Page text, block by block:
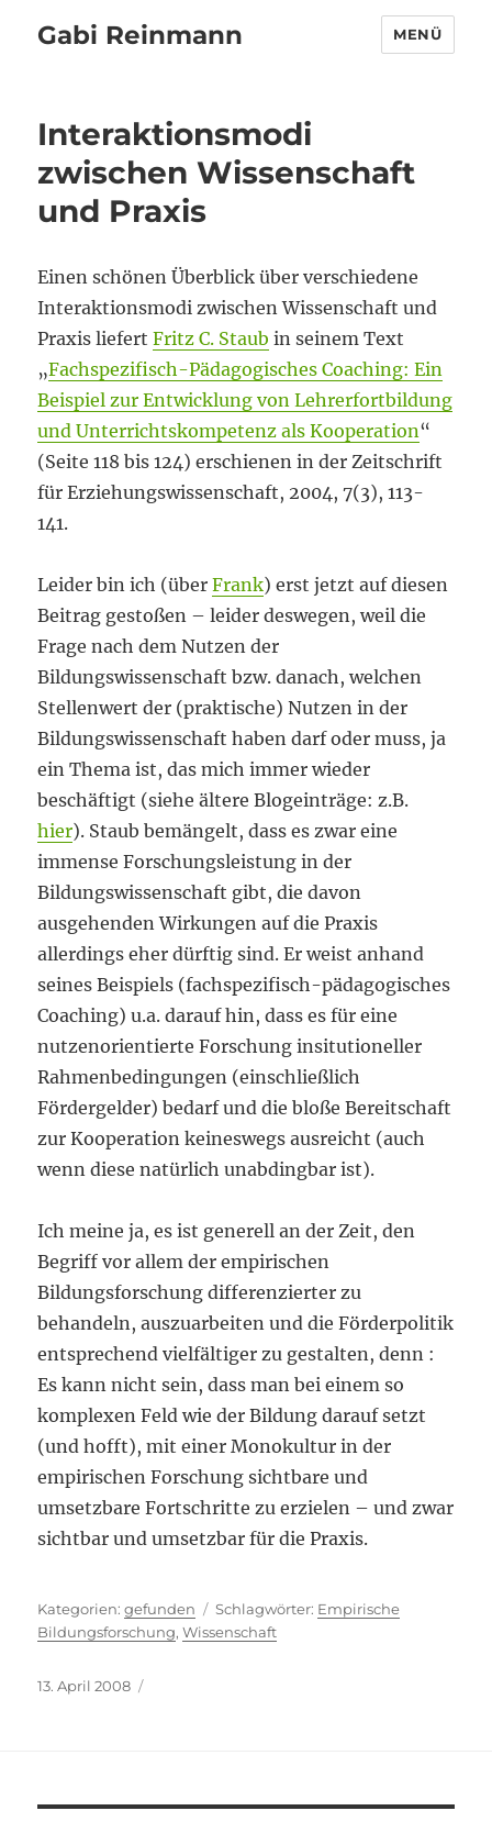
Gabi Reinmann MENÜ
Interaktionsmodi
zwischen Wissenschaft
und Praxis
Einen schönen Überblick über verschiedene
Interaktionsmodi zwischen Wissenschaft und
Praxis liefertFritz C. Staub in seinem Text
„Fachspezifisch-Pädagogisches Coaching: Ein
Beispiel zur Entwicklung von Lehrerfortbildung
und Unterrichtskompetenz als Kooperation“
(Seite 118 bis 124) erschienen in der Zeitschrift
für Erziehungswissenschaft, 2004, 7(3), 113-
141.
Leider bin ich (überFrank) erst jetzt auf diesen
Beitrag gestoßen – leider deswegen, weil die
Frage nach dem Nutzen der
Bildungswissenschaft bzw. danach, welchen
Stellenwert der (praktische) Nutzen in der
Bildungswissenschaft haben darf oder muss, ja
ein Thema ist, das mich immer wieder
beschäftigt (siehe ältere Blogeinträge: z.B.
hier). Staub bemängelt, dass es zwar eine
immense Forschungsleistung in der
Bildungswissenschaft gibt, die davon
ausgehenden Wirkungen auf die Praxis
allerdings eher dürftig sind. Er weist anhand
seines Beispiels (fachspezifisch-pädagogisches
Coaching) u.a. darauf hin, dass es für eine
nutzenorientierte Forschung insitutioneller
Rahmenbedingungen (einschließlich
Fördergelder) bedarf und die bloße Bereitschaft
zur Kooperation keineswegs ausreicht (auch
wenn diese natürlich unabdingbar ist).
Ich meine ja, es ist generell an der Zeit, den
Begriff vor allem der empirischen
Bildungsforschung differenzierter zu
behandeln, auszuarbeiten und die Förderpolitik
entsprechend vielfältiger zu gestalten, denn :
Es kann nicht sein, dass man bei einem so
komplexen Feld wie der Bildung darauf setzt
(und hofft), mit einer Monokultur in der
empirischen Forschung sichtbare und
umsetzbare Fortschritte zu erzielen – und zwar
sichtbar und umsetzbar für die Praxis.
Kategorien
gefunden Schlagwörter
Empirische
Bildungsforschung,Wissenschaft
Veröffentlicht
13. April 2008